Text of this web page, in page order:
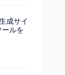
成サイ
ールを